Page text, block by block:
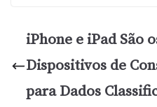
iPhone e iPad São
Dispositivos de
para Dados